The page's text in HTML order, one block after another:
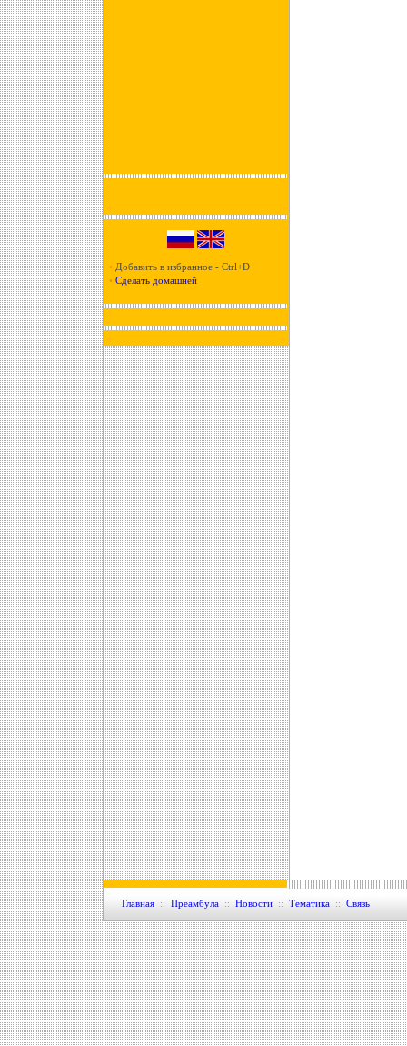
• Добавить в избранное - Ctrl+D
• Сделать домашней
Главная:: Преамбула:: Новости:: Тематика:: Связь